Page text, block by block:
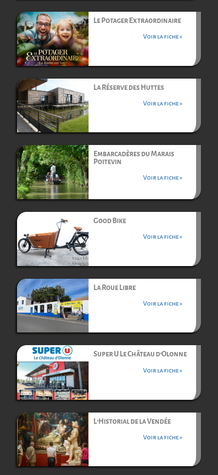
Le Potager Extraordinaire
Voir la fiche »
La Réserve des Huttes
Voir la fiche »
Embarcadères du Marais
Poitevin
Voir la fiche »
Good Bike
Voir la fiche »
La Roue Libre
Voir la fiche »
Super U Le Château d’Olonne
Voir la fiche »
L’Historial de la Vendée
Voir la fiche »